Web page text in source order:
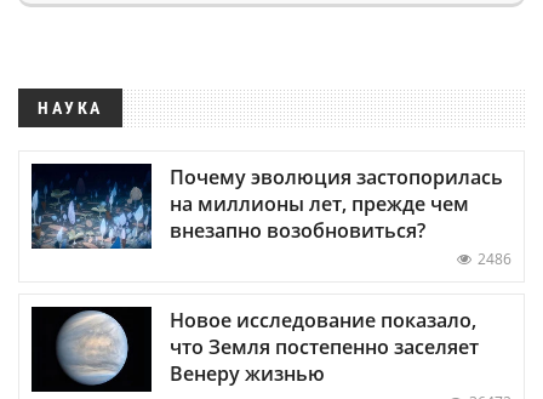
НАУКА
Почему эволюция застопорилась
на миллионы лет, прежде чем
внезапно возобновиться?
2486
Новое исследование показало,
что Земля постепенно заселяет
Венеру жизнью